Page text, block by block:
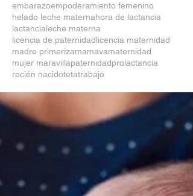
embarazoempoderamiento femenino
helado leche maternahora de lactancia
lactancialeche materna
licencia de paternidadlicencia maternidad
madre primerizamamavamaternidad
mujer maravillapaternidadprolactancia
recién nacidotetatrabajo